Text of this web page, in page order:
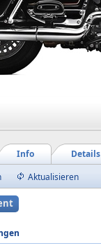
Details
Info
Aktualisieren